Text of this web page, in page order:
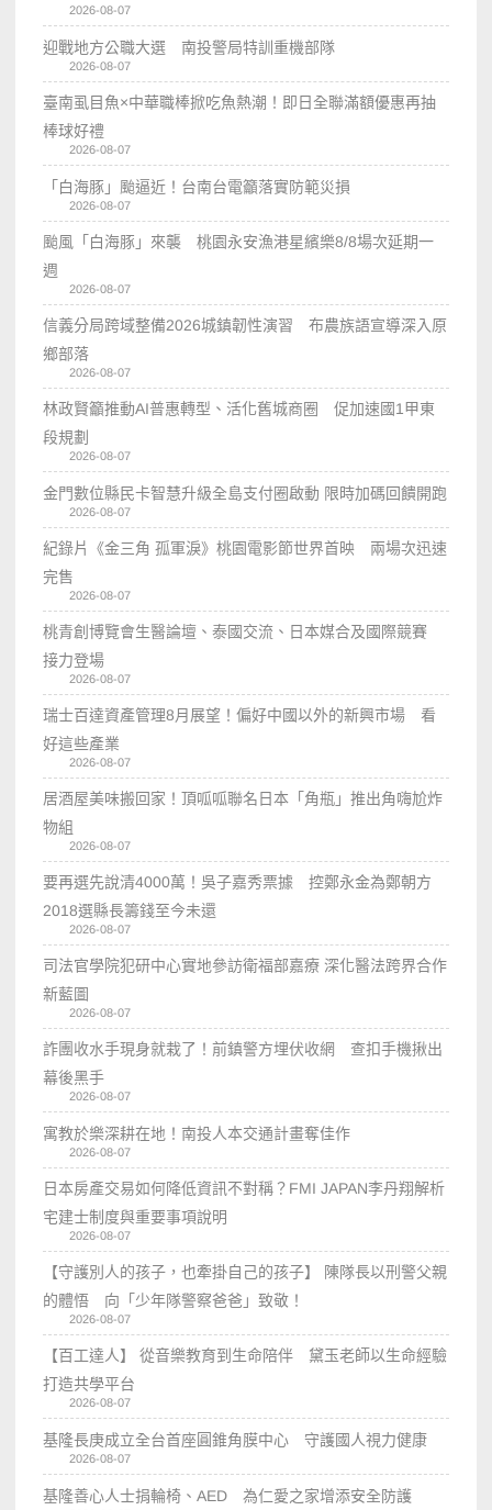
2026-08-07
迎戰地方公職大選 南投警局特訓重機部隊
2026-08-07
臺南虱目魚×中華職棒掀吃魚熱潮！即日全聯滿額優惠再抽
棒球好禮
2026-08-07
「白海豚」颱逼近！台南台電籲落實防範災損
2026-08-07
颱風「白海豚」來襲 桃園永安漁港星繽樂8/8場次延期一
週
2026-08-07
信義分局跨域整備2026城鎮韌性演習 布農族語宣導深入原
鄉部落
2026-08-07
林政賢籲推動AI普惠轉型、活化舊城商圈 促加速國1甲東
段規劃
2026-08-07
金門數位縣民卡智慧升級全島支付圈啟動 限時加碼回饋開跑
2026-08-07
紀錄片《金三角 孤軍淚》桃園電影節世界首映 兩場次迅速
完售
2026-08-07
桃青創博覽會生醫論壇、泰國交流、日本媒合及國際競賽
接力登場
2026-08-07
瑞士百達資產管理8月展望！偏好中國以外的新興市場 看
好這些產業
2026-08-07
居酒屋美味搬回家！頂呱呱聯名日本「角瓶」推出角嗨尬炸
物組
2026-08-07
要再選先說清4000萬！吳子嘉秀票據 控鄭永金為鄭朝方
2018選縣長籌錢至今未還
2026-08-07
司法官學院犯研中心實地參訪衛福部嘉療 深化醫法跨界合作
新藍圖
2026-08-07
詐團收水手現身就栽了！前鎮警方埋伏收網 查扣手機揪出
幕後黑手
2026-08-07
寓教於樂深耕在地！南投人本交通計畫奪佳作
2026-08-07
日本房產交易如何降低資訊不對稱？FMI JAPAN李丹翔解析
宅建士制度與重要事項說明
2026-08-07
【守護別人的孩子，也牽掛自己的孩子】 陳隊長以刑警父親
的體悟 向「少年隊警察爸爸」致敬！
2026-08-07
【百工達人】 從音樂教育到生命陪伴 黛玉老師以生命經驗
打造共學平台
2026-08-07
基隆長庚成立全台首座圓錐角膜中心 守護國人視力健康
2026-08-07
基隆善心人士捐輪椅、AED 為仁愛之家增添安全防護